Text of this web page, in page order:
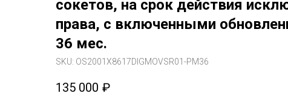
сокетов, на срок действия
права, с включенными
36 мес.
SKU: OS2001Х8617DIGMOVSR01-PM36
135 000 ₽